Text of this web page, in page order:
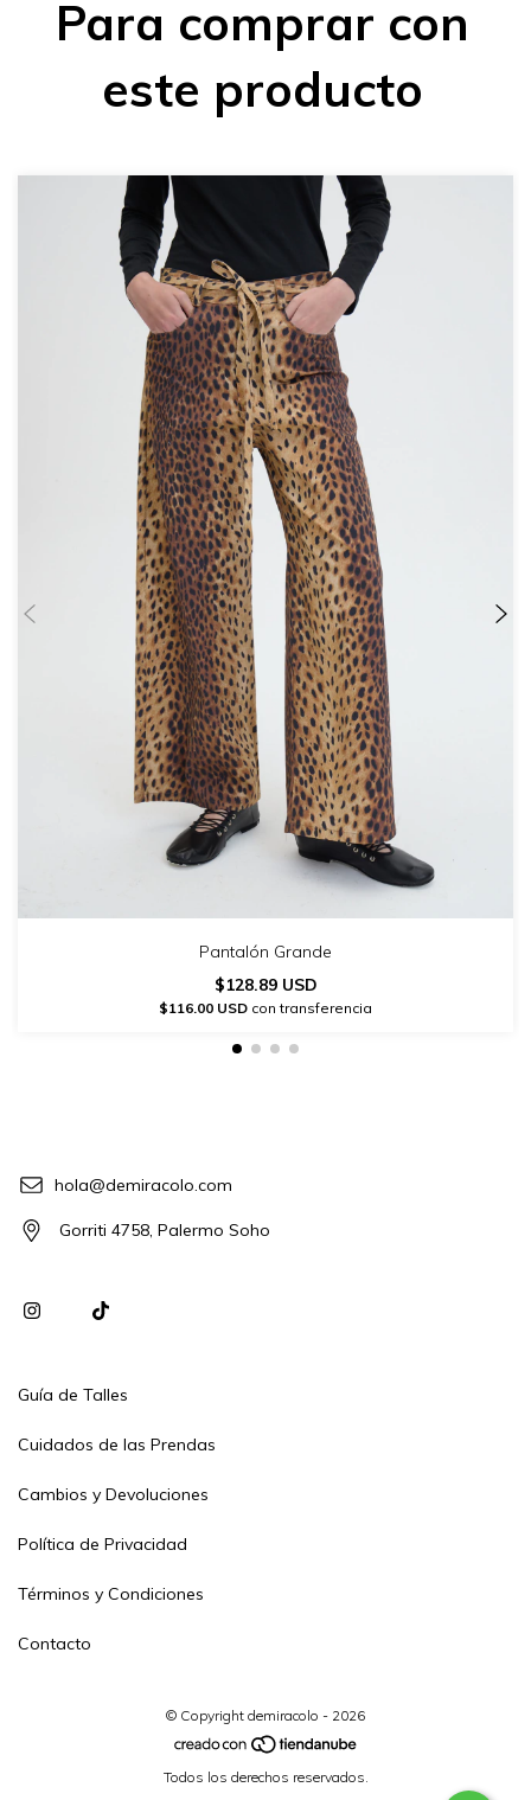
Para comprar con
este producto
Pantalón Grande
$128.89 USD
$116.00 USD con transferencia
hola@demiracolo.com
Gorriti 4758, Palermo Soho
Guía de Talles
Cuidados de las Prendas
Cambios y Devoluciones
Política de Privacidad
Términos y Condiciones
Contacto
© Copyright demiracolo - 2026
Todos los derechos reservados.